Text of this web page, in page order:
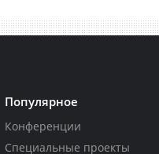
Популярное
Конференции
Специальные проекты